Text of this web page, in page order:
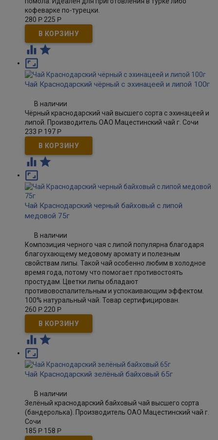
кофеварке по-турецки.
280 Р 225 Р
 

Чай Краснодарский чёрный с эхинацеей и липой 100г
В наличии
Чёрный краснодарский чай высшего сорта с эхинацеей и
липой. Производитель ОАО Мацестинский чай г. Сочи
233 Р 197 Р
 

Чай Краснодарский черный байховый с липой
медовой 75г
В наличии
Композиция черного чая с липой популярна благодаря
благоухающему медовому аромату и полезным
свойствам липы. Такой чай особенно любим в холодное
время года, потому что помогает противостоять
простудам. Цветки липы обладают
противовоспалительным и успокаивающим эффектом.
100% натуральный чай. Товар сертифицирован.
260 Р 220 Р
 

Чай Краснодарский зелёный байховый 65г
В наличии
Зелёный краснодарский байховый чай высшего сорта
(бандеролька). Производитель ОАО Мацестинский чай г.
Сочи
185 Р 158 Р